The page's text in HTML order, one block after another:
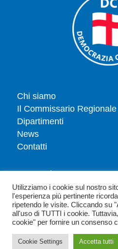
Chi siamo
Il Commissario
Dipartimenti
News
Contatti
Tesserati
Dona
Privacy policy
Politica dei cookie
Copyright 2026 - Democrazia
Utilizziamo i cookie sul nostro
l'esperienza più pertinente
ripetendo le visite. Cliccando su
all'uso di TUTTI i cookie.
cookie" per fornire un consenso
Cookie Settings Accetta tutti